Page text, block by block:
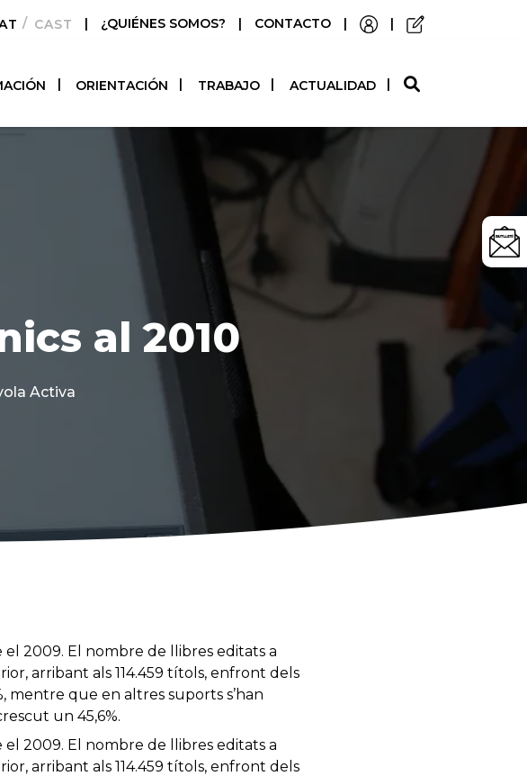
CASTELLANO
| ¿QUIÉNES SOMOS? | CONTACTO | |
ORIENTACIÓN TRABAJO ACTUALIDAD
al 2010
Activa
2009. El nombre de llibres editats a
arribant als 114.459 títols, enfront dels
mentre que en altres suports s’han
un 45,6%.
2009. El nombre de llibres editats a
arribant als 114.459 títols, enfront dels